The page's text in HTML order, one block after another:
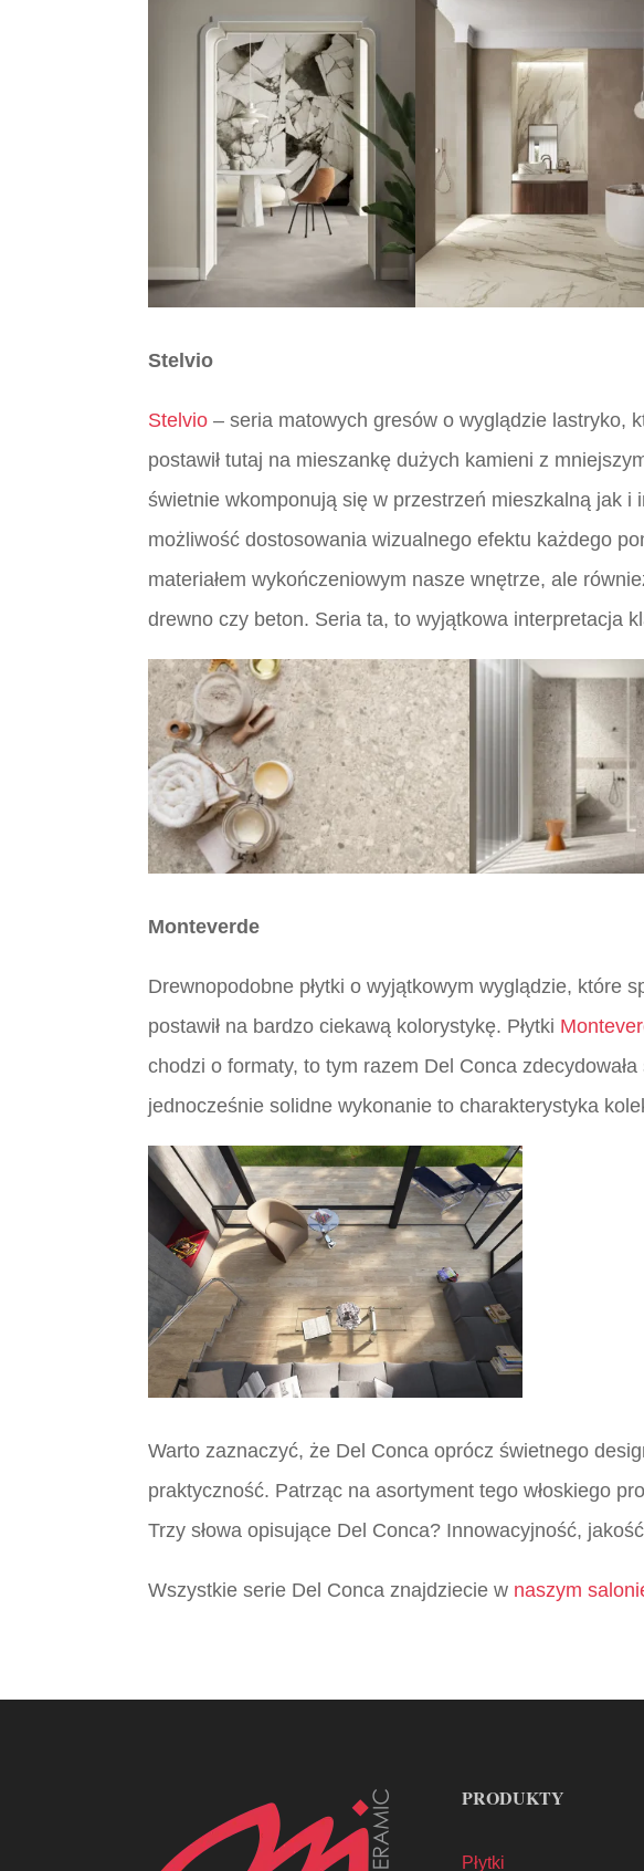
Stelvio
Stelvio – seria matowych gresów o wyglądzie lastryko,
postawił tutaj na mieszankę dużych kamieni z
świetnie wkomponują się w przestrzeń mieszkalną jak
możliwość dostosowania wizualnego efektu każdego
materiałem wykończeniowym nasze wnętrze, ale
drewno czy beton. Seria ta, to wyjątkowa interpretacja
Monteverde
Drewnopodobne płytki o wyjątkowym wyglądzie, które
postawił na bardzo ciekawą kolorystykę. Płytki
chodzi o formaty, to tym razem Del Conca
jednocześnie solidne wykonanie to charakterystyka
Warto zaznaczyć, że Del Conca oprócz świetnego
praktyczność. Patrząc na asortyment tego włoskiego
Trzy słowa opisujące Del Conca? Innowacyjność,
Wszystkie serie Del Conca znajdziecie w naszym
PRODUKTY
Płytki